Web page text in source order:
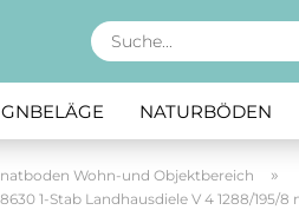
NATURBÖDEN
Wohn-und Objektbereich »
1-Stab Landhausdiele V 4 1288/195/